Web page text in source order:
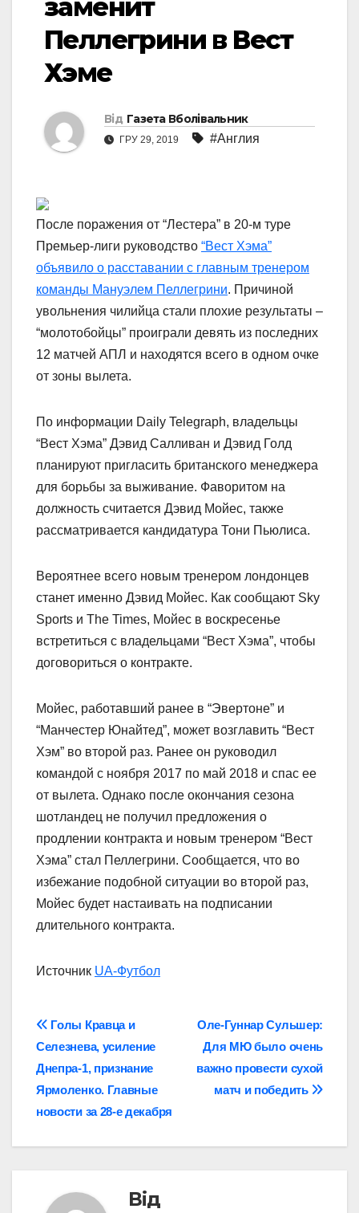
заменит
Пеллегрини в Вест
Хэме
Від Газета Вболівальник
ГРУ 29, 2019 #Англия
После поражения от “Лестера” в 20-м туре
Премьер-лиги руководство “Вест Хэма”
объявило о расставании с главным тренером
команды Мануэлем Пеллегрини. Причиной
увольнения чилийца стали плохие результаты –
“молотобойцы” проиграли девять из последних
12 матчей АПЛ и находятся всего в одном очке
от зоны вылета.
По информации Daily Telegraph, владельцы
“Вест Хэма” Дэвид Салливан и Дэвид Голд
планируют пригласить британского менеджера
для борьбы за выживание. Фаворитом на
должность считается Дэвид Мойес, также
рассматривается кандидатура Тони Пьюлиса.
Вероятнее всего новым тренером лондонцев
станет именно Дэвид Мойес. Как сообщают Sky
Sports и The Times, Мойес в воскресенье
встретиться с владельцами “Вест Хэма”, чтобы
договориться о контракте.
Мойес, работавший ранее в “Эвертоне” и
“Манчестер Юнайтед”, может возглавить “Вест
Хэм” во второй раз. Ранее он руководил
командой с ноября 2017 по май 2018 и спас ее
от вылета. Однако после окончания сезона
шотландец не получил предложения о
продлении контракта и новым тренером “Вест
Хэма” стал Пеллегрини. Сообщается, что во
избежание подобной ситуации во второй раз,
Мойес будет настаивать на подписании
длительного контракта.
Источник UA-Футбол
Навігація
записів
Оле-Гуннар Сульшер:
Для МЮ было очень
важно провести сухой
матч и победить
Голы Кравца и
Селезнева, усиление
Днепра-1, признание
Ярмоленко. Главные
новости за 28-е декабря
Від